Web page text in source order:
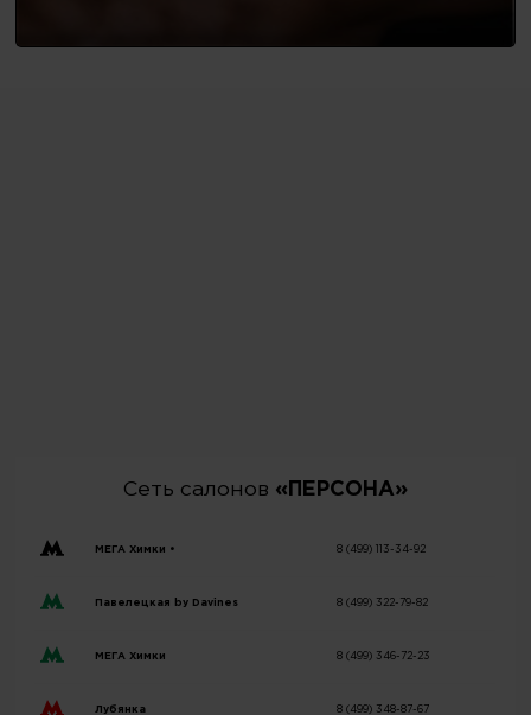
Сеть салонов «ПЕРСОНА»
МЕГА Химки • 8 (499) 113-34-92
Павелецкая by Davines 8 (499) 322-79-82
МЕГА Химки 8 (499) 346-72-23
Лубянка 8 (499) 348-87-67